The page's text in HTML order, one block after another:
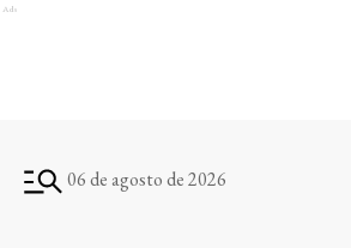
Ads
06 de agosto de 2026